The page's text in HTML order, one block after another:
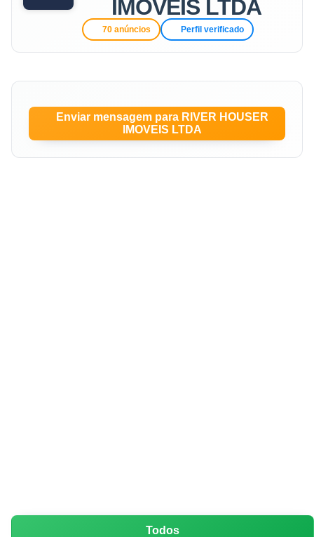
IMOVEIS LTDA
70 anúncios Perfil verificado
Enviar mensagem para RIVER HOUSER
IMOVEIS LTDA
Todos